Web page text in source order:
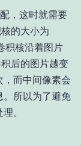
，这时就需要
的大小为
积核沿着图片
后的图片越变
而中间像素会
。所以为了避免
。